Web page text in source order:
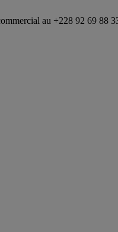
+228 92 69 88 33